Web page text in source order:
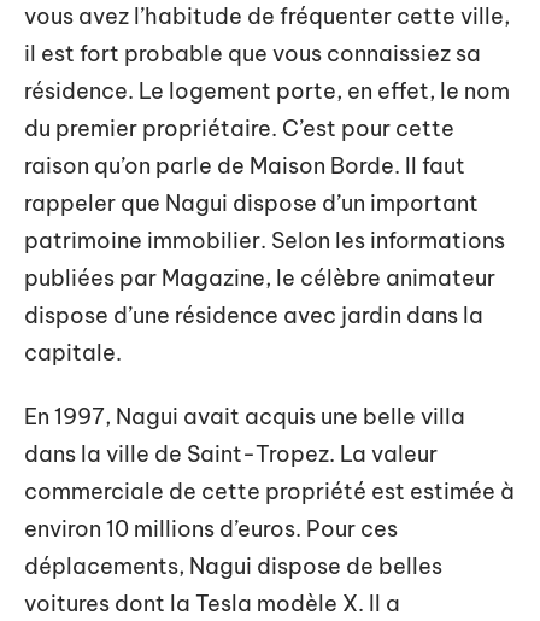
vous avez l’habitude de fréquenter cette ville,
il est fort probable que vous connaissiez sa
résidence. Le logement porte, en effet, le nom
du premier propriétaire. C’est pour cette
raison qu’on parle de Maison Borde. Il faut
rappeler que Nagui dispose d’un important
patrimoine immobilier. Selon les informations
publiées par Magazine, le célèbre animateur
dispose d’une résidence avec jardin dans la
capitale.
En 1997, Nagui avait acquis une belle villa
dans la ville de Saint-Tropez. La valeur
commerciale de cette propriété est estimée à
environ 10 millions d’euros. Pour ces
déplacements, Nagui dispose de belles
voitures dont la Tesla modèle X. Il a